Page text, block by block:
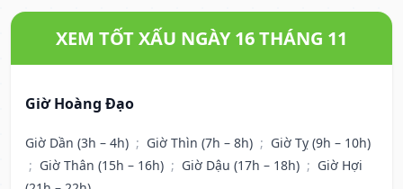
XEM TỐT XẤU NGÀY 16 THÁNG 11
Giờ Hoàng Đạo
Giờ Dần (3h – 4h) ; Giờ Thìn (7h – 8h) ; Giờ Tỵ (9h – 10h)
; Giờ Thân (15h – 16h) ; Giờ Dậu (17h – 18h) ; Giờ Hợi